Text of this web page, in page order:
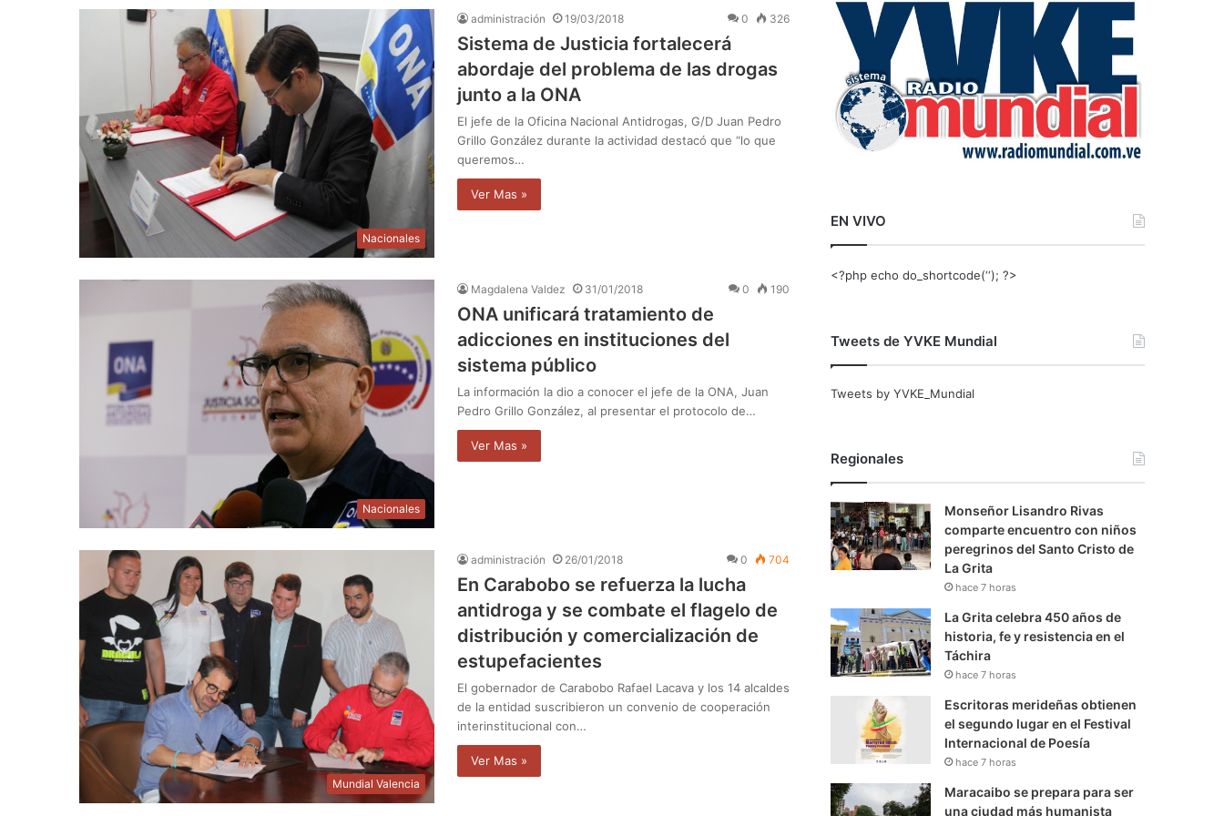
Nacionales
administración 19/03/2018 0 326
Sistema de Justicia fortalecerá
abordaje del problema de las drogas
junto a la ONA
El jefe de la Oficina Nacional Antidrogas, G/D Juan Pedro
Grillo González durante la actividad destacó que “lo que
queremos…
Ver Mas »
Nacionales
Magdalena Valdez 31/01/2018 0 190
ONA unificará tratamiento de
adicciones en instituciones del
sistema público
La información la dio a conocer el jefe de la ONA, Juan
Pedro Grillo González, al presentar el protocolo de…
Ver Mas »
Mundial Valencia
administración 26/01/2018 0 704
En Carabobo se refuerza la lucha
antidroga y se combate el flagelo de
distribución y comercialización de
estupefacientes
El gobernador de Carabobo Rafael Lacava y los 14 alcaldes
de la entidad suscribieron un convenio de cooperación
interinstitucional con…
Ver Mas »
r
EN VIVO
<?php echo do_shortcode(‘‘); ?>
Tweets de YVKE Mundial
Tweets by YVKE_Mundial
Regionales
Monseñor Lisandro Rivas
comparte encuentro con niños
peregrinos del Santo Cristo de
La Grita
hace 7 horas
La Grita celebra 450 años de
historia, fe y resistencia en el
Táchira
hace 7 horas
Escritoras merideñas obtienen
el segundo lugar en el Festival
Internacional de Poesía
hace 7 horas
Maracaibo se prepara para ser
una ciudad más humanista